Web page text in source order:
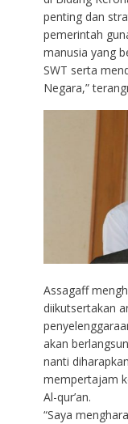
penting dan
pemerintah
manusia yang
SWT serta
Negara,”
Assagaff
diikutsertakan
akan
nanti
mempertajam
Al-qur’an.
“Saya